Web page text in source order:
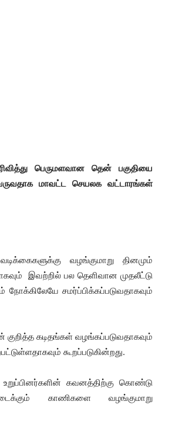
பெருமளவான தென் பகுதியை
மாவட்ட செயலக வட்டாரங்கள்
வழங்குமாறு தினமும்
இவற்றில் பல தெளிவான முதலீட்டு
சமர்ப்பிக்கப்படுவதாகவும்
கடிதங்கள் வழங்கப்படுவதாகவும்
கூறப்படுகின்றது.
கவனத்திற்கு கொண்டு
காணிகளை வழங்குமாறு